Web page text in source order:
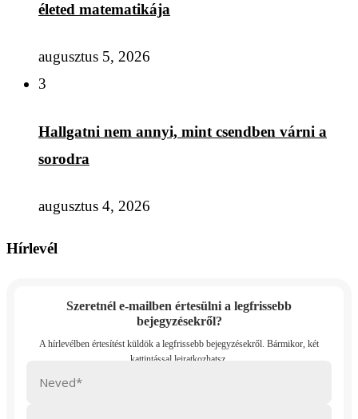
életed matematikája
augusztus 5, 2026
3
Hallgatni nem annyi, mint csendben várni a
sorodra
augusztus 4, 2026
Hírlevél
Szeretnél e-mailben értesülni a legfrissebb
bejegyzésekről?